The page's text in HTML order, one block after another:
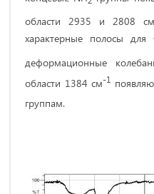
области 2935 и 2808 см
характерные полосы
деформационные
области 1384 см-1
группам.